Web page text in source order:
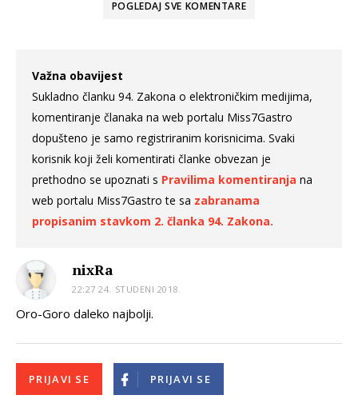
POGLEDAJ SVE KOMENTARE
Važna obavijest
Sukladno članku 94. Zakona o elektroničkim medijima,
komentiranje članaka na web portalu Miss7Gastro
dopušteno je samo registriranim korisnicima. Svaki
korisnik koji želi komentirati članke obvezan je
prethodno se upoznati s Pravilima komentiranja na
web portalu Miss7Gastro te sa zabranama
propisanim stavkom 2. članka 94. Zakona.
nixRa
22:27 24. STUDENI 2018.
Oro-Goro daleko najbolji.
PRIJAVI SE PRIJAVI SE